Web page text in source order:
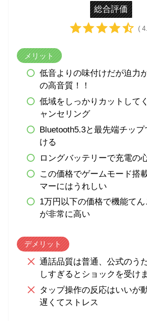
総合評価
(
メリット
低音よりの味付けだが迫力
の高音質！！
低域をしっかりカットして
ャンセリング
Bluetooth5.3と最先端チッ
ける
ロングバッテリーで充電の
この価格でゲームモード搭
マーにはうれしい
1万円以下の価格で機能て
が非常に高い
デメリット
通話品質は普通、公式のう
しすぎるとショックを受け
タップ操作の反応はいいが
遅くてストレス